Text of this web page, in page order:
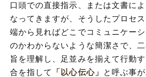
口頭での直接指示、または文書に
なってきますが、そうしたプロセス
端から見ればどこでコミュニケー
のかわからないような簡潔さで、
旨を理解し、足並みを揃えて行動
合を指して
「以心伝心」 と呼ぶ事